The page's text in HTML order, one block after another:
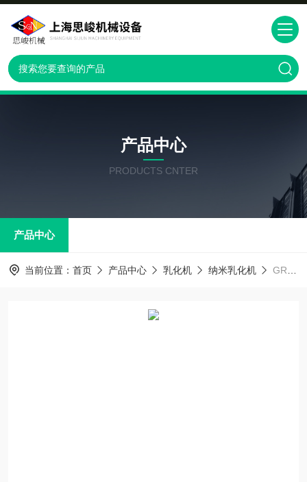
产品中心
PRODUCTS CNTER
产品中心
当前位置： 首页 产品中心 乳化机 纳米乳化机 GR2000/4面部润肤霜乳化机